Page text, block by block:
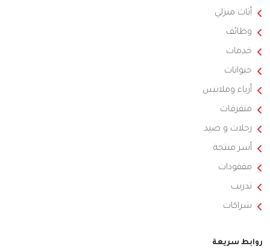
أثاث منزلي
وظائف
خدمات
حيوانات
أزياء وملابس
متفرقات
رحلات و صيد
أسر منتجة
مفقودات
تدريب
شراكات
روابط سريعة